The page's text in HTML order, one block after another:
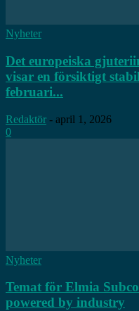
Nyheter
Det europeiska
visar en försiktigt
februari...
Redaktör - april 1, 2026
0
Nyheter
Temat för Elmia
powered by industry